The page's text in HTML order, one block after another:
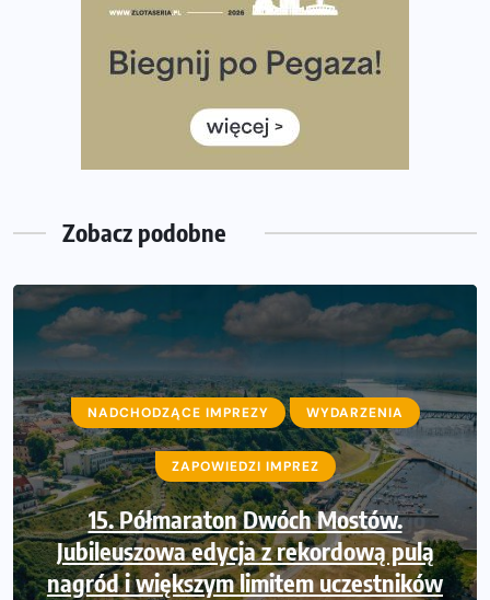
35. Bieg Powstania Warszawskiego – praktyczny
Ile razy w tygodniu biegać? 3 treningi wystarczą? Jak
często biegać, żeby robić postępy
Już w ten weekend! Przed nami Nocny Portowy Maraton
i Półmaraton Szczeciński. Wszystko, co warto wiedzieć
Zobacz podobne
NADCHODZĄCE IMPREZY WYDARZENIA
ZAPOWIEDZI IMPREZ
Trasa 48. Maratonu Warszawskiego
odkryta. Sprawdzony przebieg i profil
stworzony do szybkiego biegania